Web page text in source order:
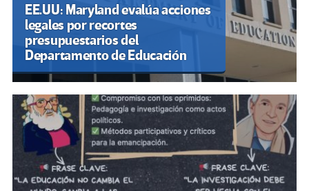
EE.UU: Maryland evalúa acciones
legales por recortes
presupuestarios del
Departamento de Educación